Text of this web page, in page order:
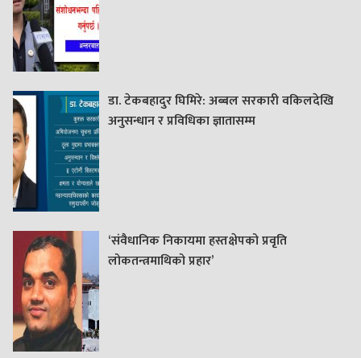
डा. टेकबहादुर घिमिरे: अब्बल सरकारी वकिलदेखि
अनुसन्धान र प्रविधिका ज्ञातासम्म
‘संवैधानिक निकायमा हस्तक्षेपको प्रवृति
लोकतन्त्रमाथिको प्रहार’